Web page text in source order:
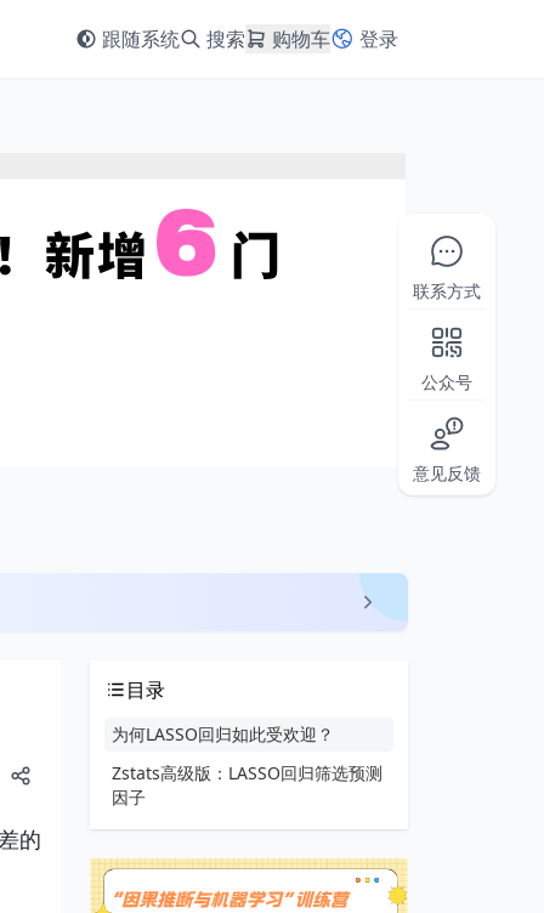
跟随系统 搜索 购物车 登录
联系方式
公众号
意见反馈
的
目录
为何LASSO回归如此受欢迎？
Zstats高级版：LASSO回归筛选预测
因子